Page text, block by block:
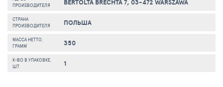
ПРОИЗВОДИТЕЛЯ
BERTOLTA BRECHTA 7, 03-472 WARSZAWA
СТРАНА
ПРОИЗВОДИТЕЛЯ
ПОЛЬША
МАССА НЕТТО,
ГРАММ
350
К-ВО В УПАКОВКЕ,
ШТ
1